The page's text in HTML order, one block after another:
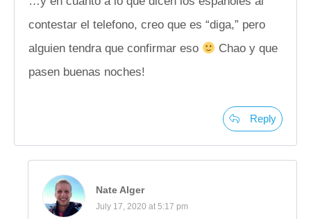
contestar el telefono, creo que es “diga,” pero
alguien tendra que confirmar eso
Chao y que
pasen buenas noches!
Reply
Nate Alger
July 17, 2020 at 5:17 pm